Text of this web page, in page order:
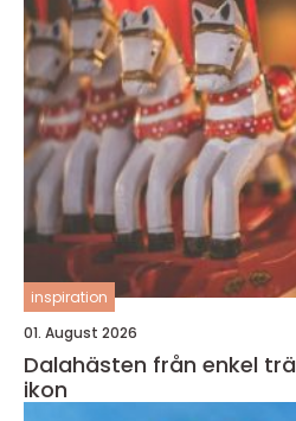
inspiration
01. August 2026
Dalahästen från enkel träleksak till svensk
ikon